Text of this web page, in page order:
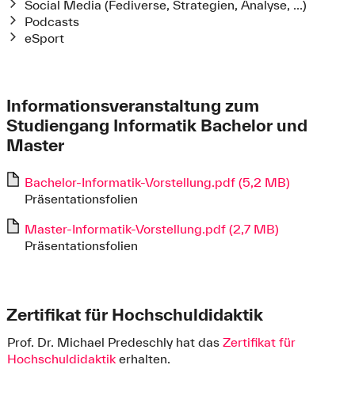
Social Media (Fediverse, Strategien, Analyse, ...)
Podcasts
eSport
Informationsveranstaltung zum
Studiengang Informatik Bachelor und
Master
Bachelor-Informatik-Vorstellung.pdf (5,2 MB)
Präsentationsfolien
Master-Informatik-Vorstellung.pdf (2,7 MB)
Präsentationsfolien
Zertifikat für Hochschuldidaktik
Prof. Dr. Michael Predeschly hat das Zertifikat für
Hochschuldidaktikerhalten.